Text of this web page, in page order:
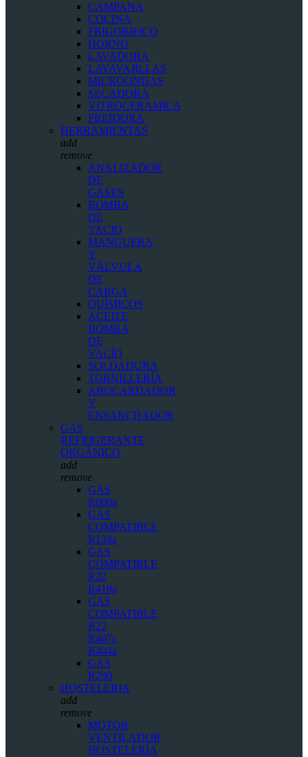
CAMPANA
COCINA
FRIGORIFICO
HORNO
LAVADORA
LAVAVAJILLAS
MICROONDAS
SECADORA
VITROCERAMICA
FREIDORA
HERRAMIENTAS
add
remove
ANALIZADOR
DE
GASES
BOMBA
DE
VACIO
MANGUERA
Y
VÁLVULA
DE
CARGA
QUÍMICOS
ACEITE
BOMBA
DE
VACÍO
SOLDADURA
TORNILLERÍA
ABOCARDADOR
Y
ENSANCHADOR
GAS
REFRIGERANTE
ORGÁNICO
add
remove
GAS
R600a
GAS
COMPATIBLE
R134a
GAS
COMPATIBLE
R32
R410a
GAS
COMPATIBLE
R22
R407c
R404a
GAS
R290
HOSTELERIA
add
remove
MOTOR
VENTILADOR
HOSTELERÍA